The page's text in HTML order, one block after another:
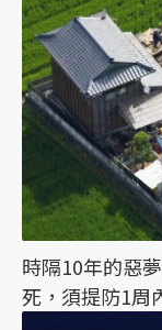
時隔10年的惡
死，須提防1周